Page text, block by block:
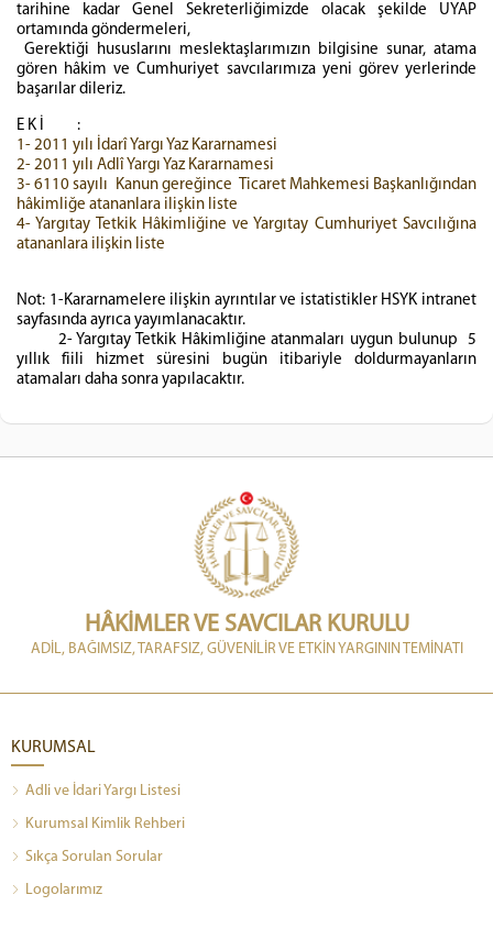
tarihine kadar Genel Sekreterliğimizde olacak şekilde UYAP
ortamında göndermeleri,
Gerektiği hususlarını meslektaşlarımızın bilgisine sunar, atama
gören hâkim ve Cumhuriyet savcılarımıza yeni görev yerlerinde
başarılar dileriz.
E K İ :
1- 2011 yılı İdarî Yargı Yaz Kararnamesi
2- 2011 yılı Adlî Yargı Yaz Kararnamesi
3- 6110 sayılı Kanun gereğince Ticaret Mahkemesi Başkanlığından
hâkimliğe atananlara ilişkin liste
4- Yargıtay Tetkik Hâkimliğine ve Yargıtay Cumhuriyet Savcılığına
atananlara ilişkin liste
Not: 1-Kararnamelere ilişkin ayrıntılar ve istatistikler HSYK intranet
sayfasında ayrıca yayımlanacaktır.
2- Yargıtay Tetkik Hâkimliğine atanmaları uygun bulunup 5
yıllık fiili hizmet süresini bugün itibariyle doldurmayanların
atamaları daha sonra yapılacaktır.
HÂKİMLER VE SAVCILAR KURULU
ADİL, BAĞIMSIZ, TARAFSIZ, GÜVENİLİR VE ETKİN YARGININ TEMİNATI
KURUMSAL
Adli ve İdari Yargı Listesi
Kurumsal Kimlik Rehberi
Sıkça Sorulan Sorular
Logolarımız